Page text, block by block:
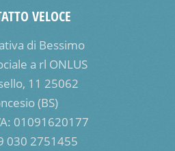
VELOCE
di Bessimo
a rl ONLUS
11 25062
(BS)
01091620177
030 2751455